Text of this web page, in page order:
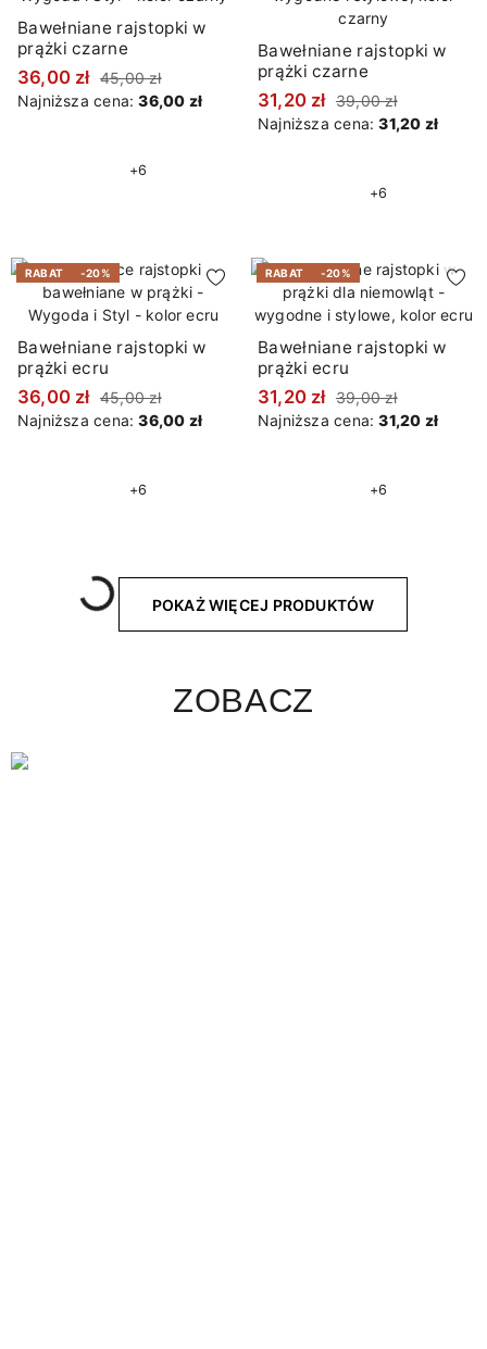
Bawełniane rajstopki w
prążki czarne
36,00 zł 45,00 zł
Najniższa cena:36,00 zł
+6
Bawełniane rajstopki w
prążki czarne
31,20 zł 39,00 zł
Najniższa cena:31,20 zł
+6
RABAT -20%
Bawełniane rajstopki w
prążki ecru
36,00 zł 45,00 zł
Najniższa cena:36,00 zł
+6
RABAT -20%
Bawełniane rajstopki w
prążki ecru
31,20 zł 39,00 zł
Najniższa cena:31,20 zł
+6
Wczytywanie.... POKAŻ WIĘCEJ PRODUKTÓW
ZOBACZ